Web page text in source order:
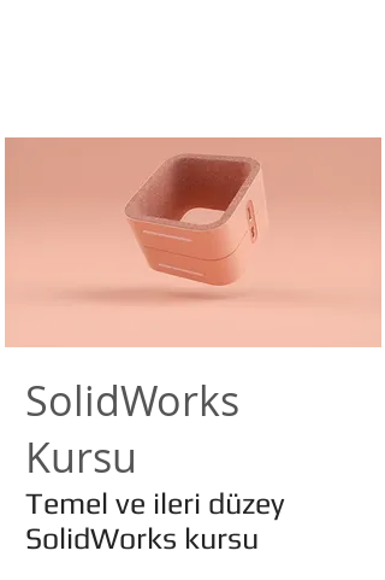
SolidWorks
Kursu
Temel ve ileri düzey
SolidWorks kursu